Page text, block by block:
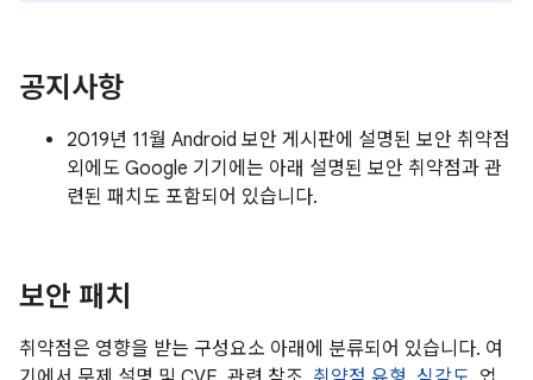
공지사항
2019년 11월 Android 보안 게시판에 설명된 보안 취약점
외에도 Google 기기에는 아래 설명된 보안 취약점과 관
련된 패치도 포함되어 있습니다.
보안 패치
취약점은 영향을 받는 구성요소 아래에 분류되어 있습니다. 여